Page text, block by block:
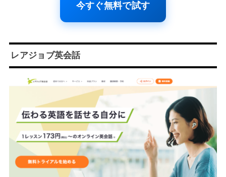
今すぐ無料で試す
レアジョブ英会話